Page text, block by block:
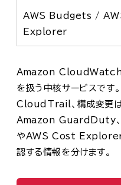
AWS Budgets /
Explorer
Amazon CloudWatchは
を扱う中核サービスです
CloudTrail、構成変更
Amazon GuardDuty、
やAWS Cost Explorer
認する情報を分けます。